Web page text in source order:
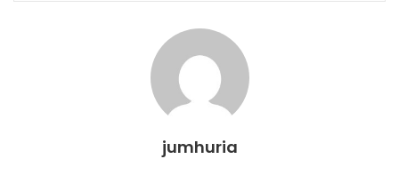
jumhuria